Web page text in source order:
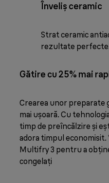
Înveliș ceramic
Strat ceramic
rezultate
Gătire cu 25% mai
Crearea unor preparate
mai ușoară. Cu
timp de preîncălzire și
adora timpul
Multifry 3 pentru a
congelați